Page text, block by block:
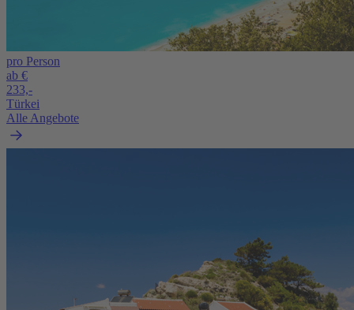
pro Person
ab €
233,-
Türkei
Alle Angebote